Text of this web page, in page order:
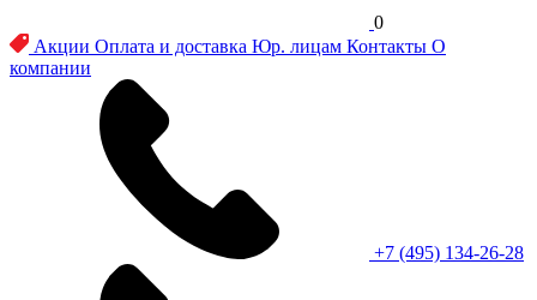
0
Акции Оплата и доставка Юр. лицам Контакты О
компании
+7 (495) 134-26-28